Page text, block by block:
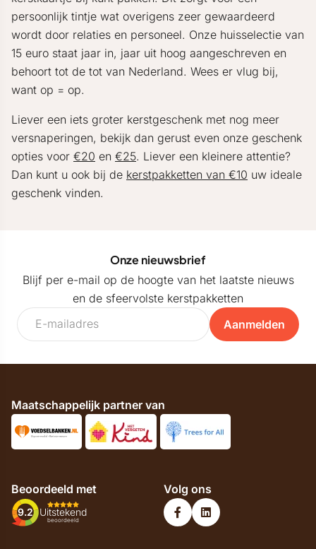
persoonlijk tintje wat overigens zeer gewaardeerd
wordt door relaties en personeel. Onze huisselectie van
15 euro staat jaar in, jaar uit hoog aangeschreven en
behoort tot de tot van Nederland. Wees er vlug bij,
want op = op.
Liever een iets groter kerstgeschenk met nog meer
versnaperingen, bekijk dan gerust even onze geschenk
opties voor €20 en €25. Liever een kleinere attentie?
Dan kunt u ook bij de kerstpakketten van €10 uw ideale
geschenk vinden.
Onze nieuwsbrief
Blijf per e-mail op de hoogte van het laatste nieuws
en de sfeervolste kerstpakketten
Aanmelden
Maatschappelijk partner van
Beoordeeld met
9.2 Uitstekend
beoordeeld
Volg ons